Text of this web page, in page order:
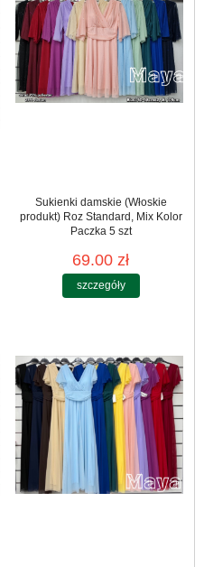
Sukienki damskie (Włoskie
produkt) Roz Standard, Mix Kolor
Paczka 5 szt
69.00 zł
szczegóły